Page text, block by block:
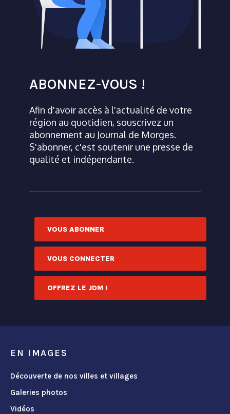
ABONNEZ-VOUS !
Afin d'avoir accès à l'actualité de votre
région au quotidien, souscrivez un
abonnement au Journal de Morges.
S'abonner, c'est soutenir une presse de
qualité et indépendante.
VOUS ABONNER
VOUS CONNECTER
OFFREZ LE JDM !
EN IMAGES
Découverte de nos villes et villages
Galeries photos
Vidéos